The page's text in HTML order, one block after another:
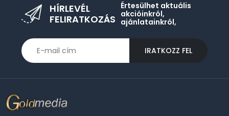
HÍRLEVÉL
FELIRATKOZÁS
Értesülhet aktuális
akcióinkról,
ajánlatainkról,
IRATKOZZ FEL